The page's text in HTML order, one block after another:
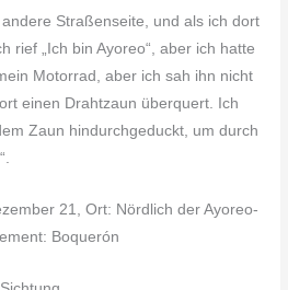
Straßenseite, und als ich dort
rief „Ich bin Ayoreo“, aber ich hatte
Motorrad, aber ich sah ihn nicht
einen Drahtzaun überquert. Ich
Zaun hindurchgeduckt, um durch
21, Ort: Nördlich der Ayoreo-
Boquerón